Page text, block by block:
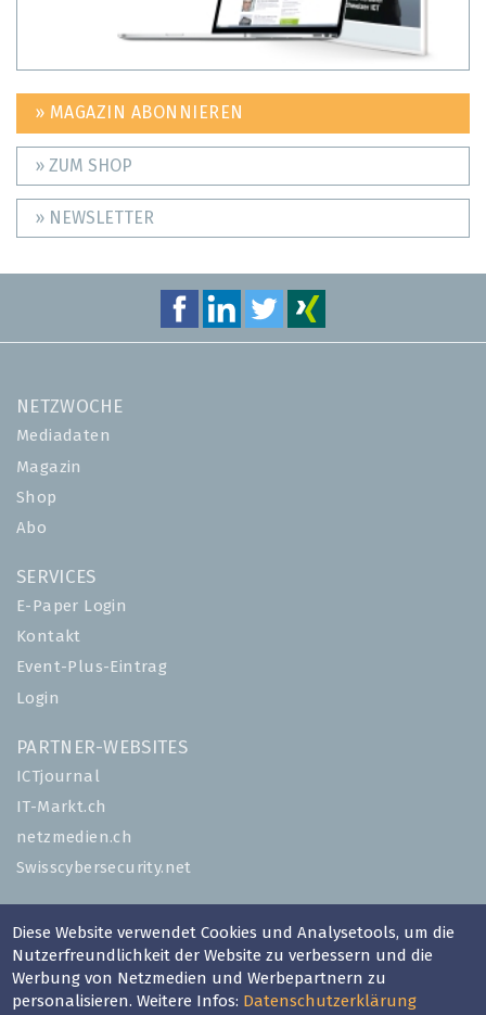
» MAGAZIN ABONNIEREN
» ZUM SHOP
» NEWSLETTER
NETZWOCHE
Mediadaten
Magazin
Shop
Abo
SERVICES
E-Paper Login
Kontakt
Event-Plus-Eintrag
Login
PARTNER-WEBSITES
ICTjournal
IT-Markt.ch
netzmedien.ch
Swisscybersecurity.net
Impressum
AGB
Nutzungsbestimmungen
Diese Website verwendet Cookies und Analysetools, um die
Nutzerfreundlichkeit der Website zu verbessern und die
Werbung von Netzmedien und Werbepartnern zu
personalisieren. Weitere Infos: Datenschutzerklärung